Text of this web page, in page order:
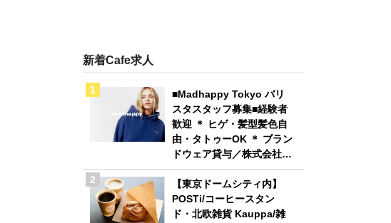
新着Cafe求人
■Madhappy Tokyo バリ
スタスタッフ募集■経験者
歓迎 ＊ ヒゲ・髪型髪色自
由・タトゥーOK ＊ ブラン
ドウェア貸与／株式会社
Madhappy Japan
【東京ドームシティ内】
POSTi/コーヒースタン
ド・北欧雑貨 Kauppa/雑